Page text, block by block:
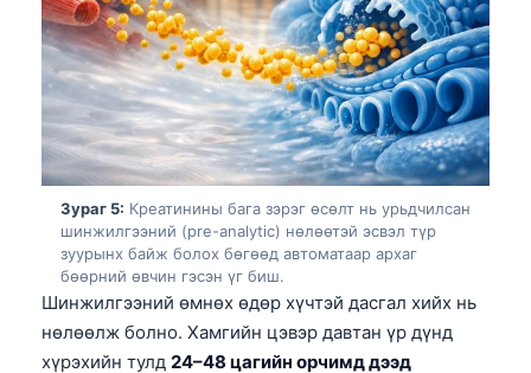
Зураг 5: Креатинины бага зэрэг өсөлт нь урьдчилсан
шинжилгээний (pre-analytic) нөлөөтэй эсвэл түр
зуурынх байж болох бөгөөд автоматаар архаг
бөөрний өвчин гэсэн үг биш.
Шинжилгээний өмнөх өдөр хүчтэй дасгал хийх нь
нөлөөлж болно. Хамгийн цэвэр давтан үр дүнд
хүрэхийн тулд 24–48 цагийн орчимд дээд
Українська
O‘zbekcha
Català
Қазақ тілі
Suomi
Hrvatski
Slovenčina
پښتو